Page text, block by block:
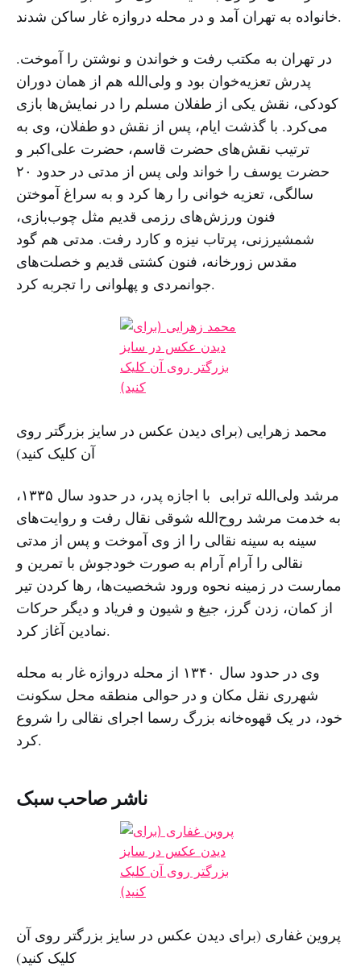
خانواده به تهران آمد و در محله دروازه غار ساکن شدند.
در تهران به مکتب رفت و خواندن و نوشتن را آموخت.
پدرش تعزیه‌خوان بود و ولی‌الله هم از همان دوران
کودکی، نقش یکی از طفلان مسلم را در نمایش‌ها بازی
می‌کرد. با گذشت ایام، پس از نقش دو طفلان، وی به
ترتیب نقش‌های حضرت قاسم، حضرت علی‌اکبر و
حضرت یوسف را خواند ولی پس از مدتی در حدود ۲۰
سالگی، تعزیه خوانی را رها کرد و به سراغ آموختن
فنون ورزش‌های رزمی قدیم مثل چوب‌بازی،
شمشیرزنی، پرتاب نیزه و کارد رفت. مدتی هم گود
مقدس زورخانه، فنون کشتی قدیم و خصلت‌های
جوانمردی و پهلوانی را تجربه کرد.
محمد زهرایی (برای دیدن عکس در سایز بزرگتر روی
آن کلیک کنید)
مرشد ولی‌الله ترابی با اجازه پدر، در حدود سال ۱۳۳۵،
به خدمت مرشد روح‌الله شوقی نقال رفت و روایت‌های
سینه به سینه نقالی را از وی آموخت و پس از مدتی
نقالی را آرام آرام به صورت خودجوش با تمرین و
ممارست در زمینه نحوه ورود شخصیت‌ها، رها کردن تیر
از کمان، زدن گرز، جیغ و شیون و فریاد و دیگر حرکات
نمادین آغاز کرد.
وی در حدود سال ۱۳۴۰ از محله دروازه غار به محله
شهرری نقل مکان و در حوالی منطقه محل سکونت
خود، در یک قهوه‌خانه بزرگ رسما اجرای نقالی را شروع
کرد.
ناشر صاحب سبک
پروین غفاری (برای دیدن عکس در سایز بزرگتر روی آن
کلیک کنید)